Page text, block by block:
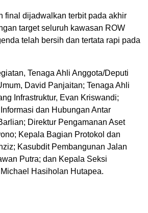
final dijadwalkan terbit pada akhir
target seluruh kawasan ROW
telah bersih dan tertata rapi pada
Tenaga Ahli Anggota/Deputi
David Panjaitan; Tenaga Ahli
Infrastruktur, Evan Kriswandi;
dan Hubungan Antar
Direktur Pengamanan Aset
Kepala Bagian Protokol dan
Kasubdit Pembangunan Jalan
Putra; dan Kepala Seksi
Hasiholan Hutapea.